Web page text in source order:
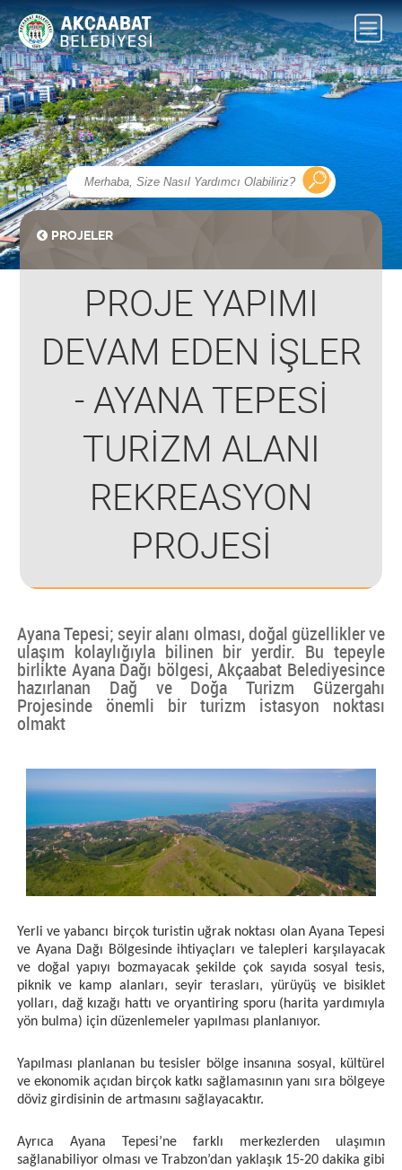
PROJELER
PROJE YAPIMI
DEVAM EDEN İŞLER
- AYANA TEPESİ
TURİZM ALANI
REKREASYON
PROJESİ
Ayana Tepesi; seyir alanı olması, doğal güzellikler ve
ulaşım kolaylığıyla bilinen bir yerdir. Bu tepeyle
birlikte Ayana Dağı bölgesi, Akçaabat Belediyesince
hazırlanan Dağ ve Doğa Turizm Güzergahı
Projesinde önemli bir turizm istasyon noktası
olmakt
Yerli ve yabancı birçok turistin uğrak noktası olan Ayana Tepesi
ve Ayana Dağı Bölgesinde ihtiyaçları ve talepleri karşılayacak
ve doğal yapıyı bozmayacak şekilde çok sayıda sosyal tesis,
piknik ve kamp alanları, seyir terasları, yürüyüş ve bisiklet
yolları, dağ kızağı hattı ve oryantiring sporu (harita yardımıyla
yön bulma) için düzenlemeler yapılması planlanıyor.
Yapılması planlanan bu tesisler bölge insanına sosyal, kültürel
ve ekonomik açıdan birçok katkı sağlamasının yanı sıra bölgeye
döviz girdisinin de artmasını sağlayacaktır.
Ayrıca Ayana Tepesi’ne farklı merkezlerden ulaşımın
sağlanabiliyor olması ve Trabzon’dan yaklaşık 15-20 dakika gibi